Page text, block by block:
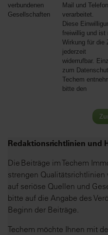
verbundenen
Gesellschaften
Mail und Telefon
verarbeitet.
Diese
freiwillig und ist
Wirkung für die
jederzeit
widerrufbar.
zum
Techem
bitte den
Redaktionsrichtlinien und
Die Beiträge im Techem
strengen
auf seriöse Quellen und
bitte auf die Angabe des
Beginn der Beiträge.
Techem möchte Ihnen mit